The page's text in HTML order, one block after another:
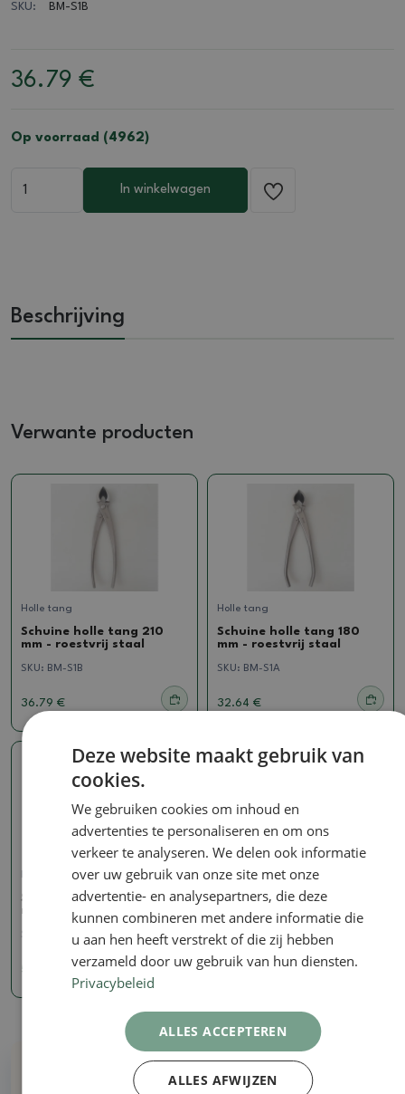
SKU:
BM-S1B
36.79 €
Op voorraad (4962)
In winkelwagen
Beschrijving
Verwante producten
Holle tang
Schuine holle tang 210
mm - roestvrij staal
SKU: BM-S1B
36.79 €
Holle tang
Schuine holle tang 180
mm - roestvrij staal
SKU: BM-S1A
32.64 €
Schuine holle tang 280
mm - roestvrij staal
BM-S1C
57.44 €
Waarom bij ons kopen
Deze website maakt gebruik van
cookies.
We gebruiken cookies om inhoud en
advertenties te personaliseren en om ons
verkeer te analyseren. We delen ook informatie
over uw gebruik van onze site met onze
advertentie- en analysepartners, die deze
kunnen combineren met andere informatie die
u aan hen heeft verstrekt of die zij hebben
verzameld door uw gebruik van hun diensten.
Privacybeleid
ALLES ACCEPTEREN
ALLES AFWIJZEN